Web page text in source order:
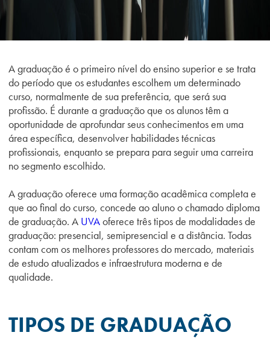
A graduação é o primeiro nível do ensino superior e se trata
do período que os estudantes escolhem um determinado
curso, normalmente de sua preferência, que será sua
profissão. É durante a graduação que os alunos têm a
oportunidade de aprofundar seus conhecimentos em uma
área específica, desenvolver habilidades técnicas
profissionais, enquanto se prepara para seguir uma carreira
no segmento escolhido.
A graduação oferece uma formação acadêmica completa e
que ao final do curso, concede ao aluno o chamado diploma
de graduação. A UVAoferece três tipos de modalidades de
graduação: presencial, semipresencial e a distância. Todas
contam com os melhores professores do mercado, materiais
de estudo atualizados e infraestrutura moderna e de
qualidade.
TIPOS DE GRADUAÇÃO